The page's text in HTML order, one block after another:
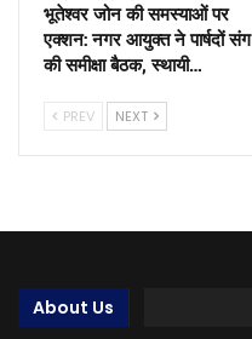
भूतेश्वर जोन की समस्याओं पर
एक्शन: नगर आयुक्त ने पार्षदों संग
की समीक्षा बैठक, स्थायी…
PREV NEXT
About Us